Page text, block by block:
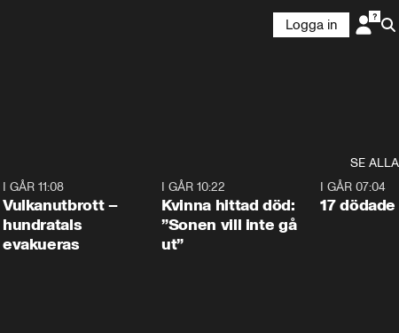
Logga in
SE ALLA
I GÅR 11:08
Vulkanutbrott –
hundratals
evakueras
I GÅR 10:22
Kvinna hittad död:
”Sonen vill inte gå
ut”
I GÅR 07:04
17